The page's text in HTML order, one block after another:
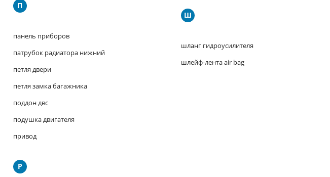
П
панель приборов
патрубок радиатора нижний
петля двери
петля замка багажника
поддон двс
подушка двигателя
привод
Р
Ш
шланг гидроусилителя
шлейф-лента air bag